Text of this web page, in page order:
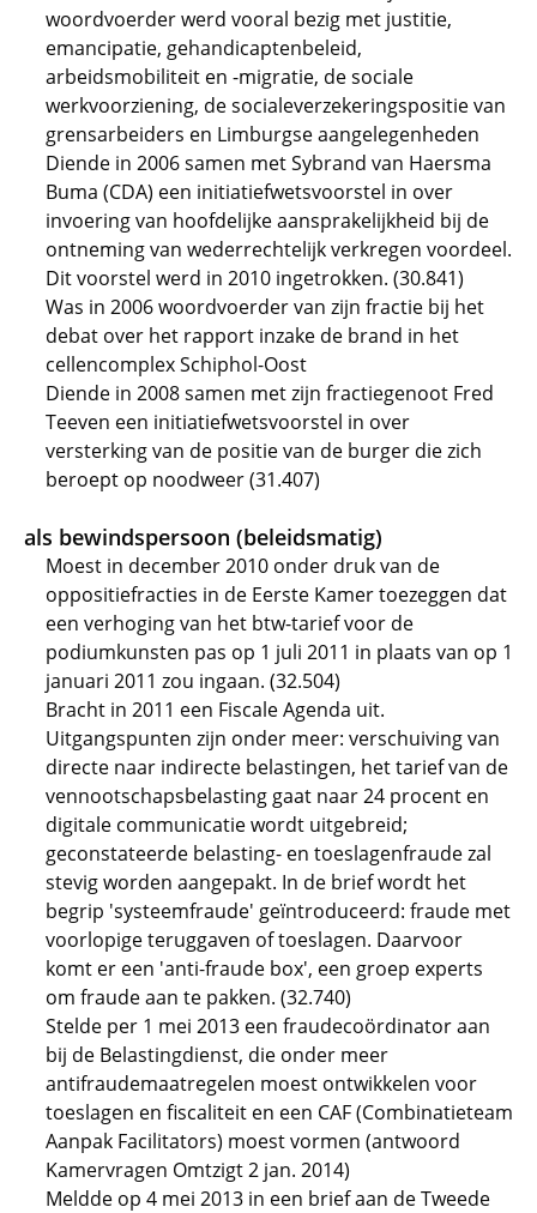
woordvoerder werd vooral bezig met justitie,
emancipatie, gehandicaptenbeleid,
arbeidsmobiliteit en -migratie, de sociale
werkvoorziening, de socialeverzekeringspositie van
grensarbeiders en Limburgse aangelegenheden
Diende in 2006 samen met Sybrand van Haersma
Buma (CDA) een initiatiefwetsvoorstel in over
invoering van hoofdelijke aansprakelijkheid bij de
ontneming van wederrechtelijk verkregen voordeel.
Dit voorstel werd in 2010 ingetrokken. (30.841)
Was in 2006 woordvoerder van zijn fractie bij het
debat over het rapport inzake de brand in het
cellencomplex Schiphol-Oost
Diende in 2008 samen met zijn fractiegenoot Fred
Teeven een initiatiefwetsvoorstel in over
versterking van de positie van de burger die zich
beroept op noodweer (31.407)
als bewindspersoon (beleidsmatig)
Moest in december 2010 onder druk van de
oppositiefracties in de Eerste Kamer toezeggen dat
een verhoging van het btw-tarief voor de
podiumkunsten pas op 1 juli 2011 in plaats van op 1
januari 2011 zou ingaan. (32.504)
Bracht in 2011 een Fiscale Agenda uit.
Uitgangspunten zijn onder meer: verschuiving van
directe naar indirecte belastingen, het tarief van de
vennootschapsbelasting gaat naar 24 procent en
digitale communicatie wordt uitgebreid;
geconstateerde belasting- en toeslagenfraude zal
stevig worden aangepakt. In de brief wordt het
begrip 'systeemfraude' geïntroduceerd: fraude met
voorlopige teruggaven of toeslagen. Daarvoor
komt er een 'anti-fraude box', een groep experts
om fraude aan te pakken. (32.740)
Stelde per 1 mei 2013 een fraudecoördinator aan
bij de Belastingdienst, die onder meer
antifraudemaatregelen moest ontwikkelen voor
toeslagen en fiscaliteit en een CAF (Combinatieteam
Aanpak Facilitators) moest vormen (antwoord
Kamervragen Omtzigt 2 jan. 2014)
Meldde op 4 mei 2013 in een brief aan de Tweede